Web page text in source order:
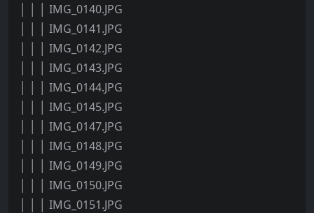
│ │ │ IMG_0140.JPG
│ │ │ IMG_0141.JPG
│ │ │ IMG_0142.JPG
│ │ │ IMG_0143.JPG
│ │ │ IMG_0144.JPG
│ │ │ IMG_0145.JPG
│ │ │ IMG_0147.JPG
│ │ │ IMG_0148.JPG
│ │ │ IMG_0149.JPG
│ │ │ IMG_0150.JPG
│ │ │ IMG_0151.JPG